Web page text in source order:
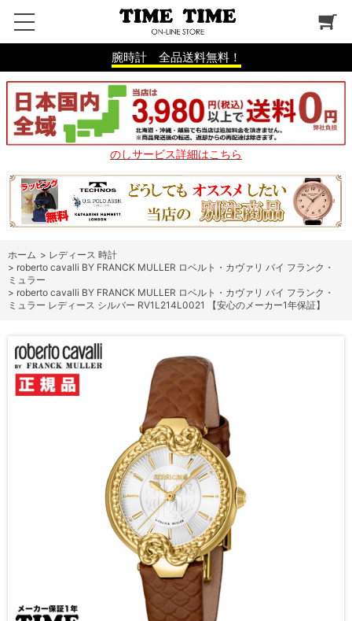
腕時計 全品送料無料！
のしサービス詳細はこちら
ホーム > レディース 時計
> roberto cavalli BY FRANCK MULLER ロベルト・カヴァリ バイ フランク・
ミュラー
> roberto cavalli BY FRANCK MULLER ロベルト・カヴァリ バイ フランク・
ミュラー レディース シルバー RV1L214L0021 【安心のメーカー1年保証】